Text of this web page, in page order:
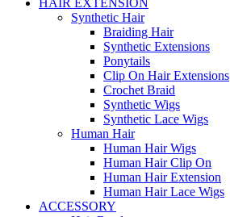
HAIR EXTENSION
Synthetic Hair
Braiding Hair
Synthetic Extensions
Ponytails
Clip On Hair Extensions
Crochet Braid
Synthetic Wigs
Synthetic Lace Wigs
Human Hair
Human Hair Wigs
Human Hair Clip On
Human Hair Extension
Human Hair Lace Wigs
ACCESSORY